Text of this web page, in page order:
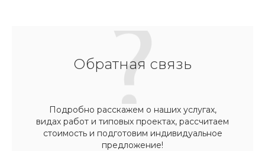
Обратная связь
Подробно расскажем о наших услугах,
видах работ и типовых проектах, рассчитаем
стоимость и подготовим индивидуальное
предложение!